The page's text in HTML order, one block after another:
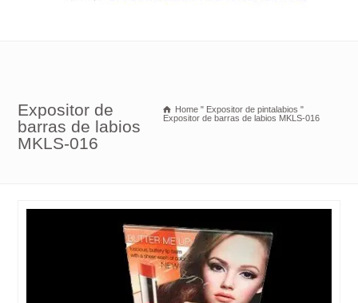
Expositor de
barras de labios
MKLS-016
Home " Expositor de pintalabios "
Expositor de barras de labios MKLS-016